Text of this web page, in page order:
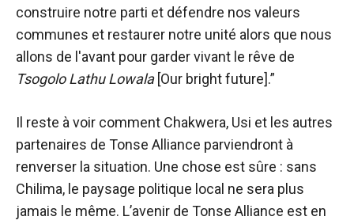
construire notre parti et défendre nos valeurs
communes et restaurer notre unité alors que nous
allons de l'avant pour garder vivant le rêve de
Tsogolo Lathu Lowala[Our bright future].”
Il reste à voir comment Chakwera, Usi et les autres
partenaires de Tonse Alliance parviendront à
renverser la situation. Une chose est sûre : sans
Chilima, le paysage politique local ne sera plus
jamais le même. L’avenir de Tonse Alliance est en